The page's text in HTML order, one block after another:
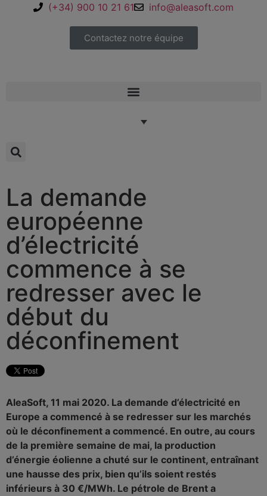
(+34) 900 10 21 61 info@aleasoft.com
Contactez notre équipe
La demande
européenne
d’électricité
commence à se
redresser avec le
début du
déconfinement
AleaSoft, 11 mai 2020. La demande d’électricité en
Europe a commencé à se redresser sur les marchés
où le déconfinement a commencé. En outre, au cours
de la première semaine de mai, la production
d’énergie éolienne a chuté sur le continent, entraînant
une hausse des prix, bien qu’ils soient restés
inférieurs à 30 €/MWh. Le pétrole de Brent a